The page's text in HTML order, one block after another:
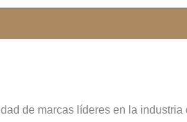
de marcas líderes en la